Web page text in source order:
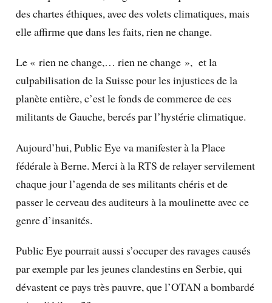
des chartes éthiques, avec des volets climatiques, mais
elle affirme que dans les faits, rien ne change.
Le « rien ne change,… rien ne change », et la
culpabilisation de la Suisse pour les injustices de la
planète entière, c’est le fonds de commerce de ces
militants de Gauche, bercés par l’hystérie climatique.
Aujourd’hui, Public Eye va manifester à la Place
fédérale à Berne. Merci à la RTS de relayer servilement
chaque jour l’agenda de ses militants chéris et de
passer le cerveau des auditeurs à la moulinette avec ce
genre d’insanités.
Public Eye pourrait aussi s’occuper des ravages causés
par exemple par les jeunes clandestins en Serbie, qui
dévastent ce pays très pauvre, que l’OTAN a bombardé